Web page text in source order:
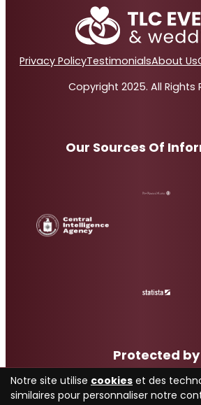
Privacy PolicyTestimonialsAbout Us
Copyright 2025. All Rights
Our Sources Of
Protected by
Notre site utilise cookies et des
similaires pour personnaliser notre